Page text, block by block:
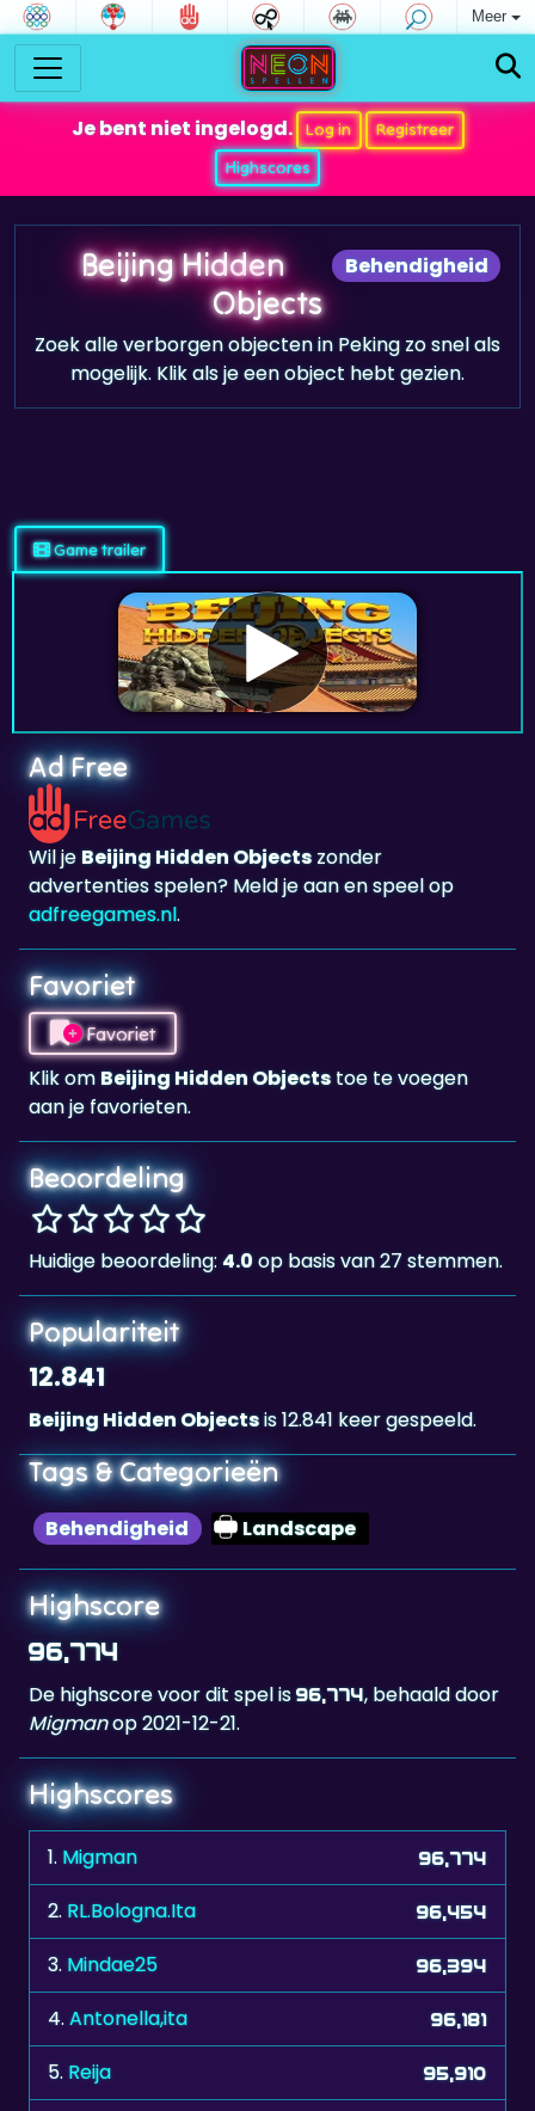
Meer
Je bent niet ingelogd. Log in
Registreer
Highscores
Behendigheid
Beijing Hidden
Objects
Zoek alle verborgen objecten in Peking zo snel als
mogelijk. Klik als je een object hebt gezien.
Game trailer
Ad Free
Wil jeBeijing Hidden Objectszonder
advertenties spelen? Meld je aan en speel op
adfreegames.nl.
Favoriet
Favoriet
Klik omBeijing Hidden Objectstoe te voegen
aan je favorieten.
Beoordeling
Huidige beoordeling:4.0op basis van 27 stemmen.
Populariteit
12.841
Beijing Hidden Objectsis 12.841 keer gespeeld.
Tags & Categorieën
Behendigheid Landscape
Highscore
96,774
De highscore voor dit spel is96,774, behaald door
Migmanop 2021-12-21.
Highscores
1. Migman 96,774
2. RL.Bologna.Ita 96,454
3. Mindae25 96,394
4.Antonella,ita 96,181
5. Reija 95,910